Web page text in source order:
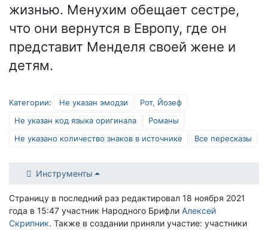
жизнью. Менухим обещает сестре,
что они вернутся в Европу, где он
представит Менделя своей жене и
детям.
Категории: Не указан эмодзи
Рот, Йозеф
Не указан код языка оригинала
Романы
Не указано количество знаков в источнике
Все пересказы
Инструменты
Страницу в последний раз редактировал 18 ноября 2021
года в 15:47 участник Народного Брифли Алексей
Скрипник. Также в создании приняли участие: участники